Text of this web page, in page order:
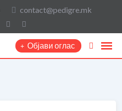
contact@pedigre.mk
Објави оглас